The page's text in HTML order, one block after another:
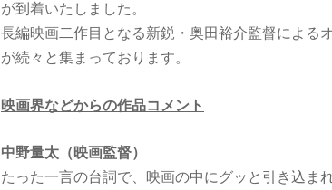
が到着いたしました。
長編映画二作目となる新鋭・奥田裕介監督による
が続々と集まっております。
映画界などからの作品コメント
中野量太（映画監督）
たった一言の台詞で、映画の中にグッと引き込ま